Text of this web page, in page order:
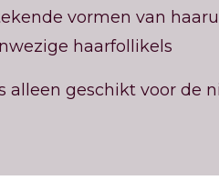
vormen van
haarfollikels
alleen geschikt voor de